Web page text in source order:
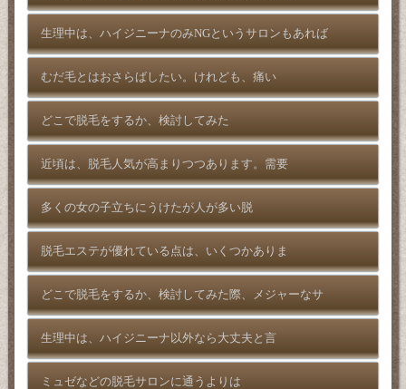
生理中は、ハイジニーナのみNGというサロンもあれば
むだ毛とはおさらばしたい。けれども、痛い
どこで脱毛をするか、検討してみた
近頃は、脱毛人気が高まりつつあります。需要
多くの女の子立ちにうけたが人が多い脱
脱毛エステが優れている点は、いくつかありま
どこで脱毛をするか、検討してみた際、メジャーなサ
生理中は、ハイジニーナ以外なら大丈夫と言
ミュゼなどの脱毛サロンに通うよりは